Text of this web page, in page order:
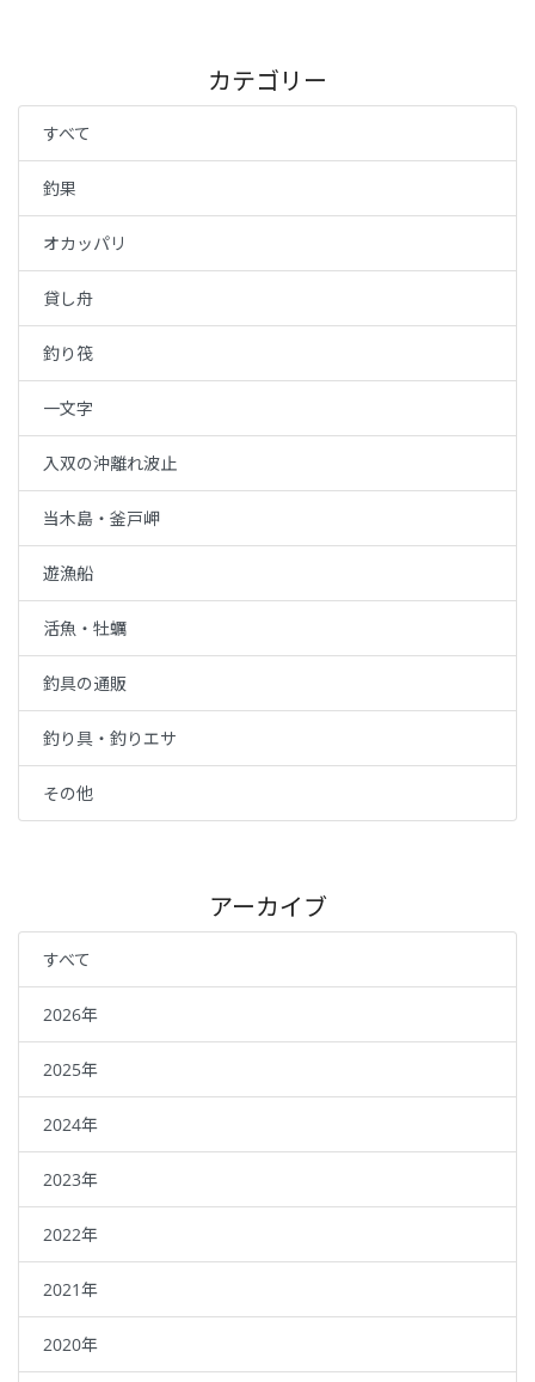
カテゴリー
すべて
釣果
オカッパリ
貸し舟
釣り筏
一文字
入双の沖離れ波止
当木島・釜戸岬
遊漁船
活魚・牡蠣
釣具の通販
釣り具・釣りエサ
その他
アーカイブ
すべて
2026年
2025年
2024年
2023年
2022年
2021年
2020年